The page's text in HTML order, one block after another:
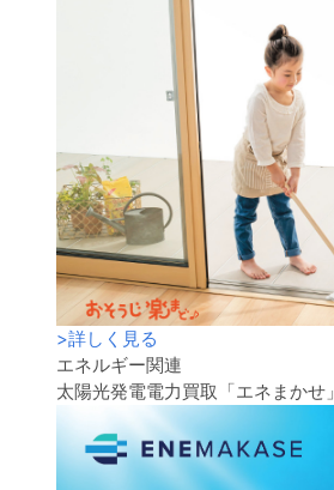
>詳しく見る
エネルギー関連
太陽光発電電力買取「エネまかせ」